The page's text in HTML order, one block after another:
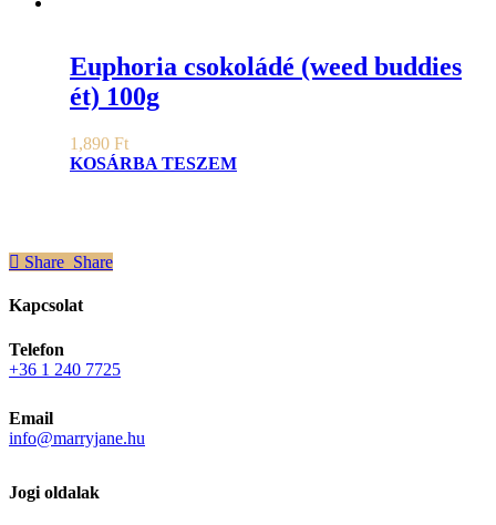
Euphoria csokoládé (weed buddies
ét) 100g
1,890 Ft
KOSÁRBA TESZEM
Share
Share Share
Kapcsolat
Telefon
+36 1 240 7725
Email
info@marryjane.hu
Jogi oldalak